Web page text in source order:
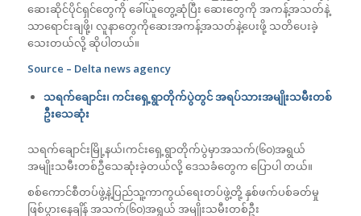
ဆေးဆိုင်ပိုင်ရှင်တွေကို ခေါ်ယူတွေ့ဆုံပြီး ဆေးတွေကို အကန့်အသတ်နဲ့
သာရောင်းချဖို့၊ လူနာတွေကိုဆေးအကန့်အသတ်နဲ့ပေးဖို့ သတိပေးခဲ့
သေးတယ်လို့ ဆိုပါတယ်။
Source – Delta news agency
သရက်ချောင်း၊ ကင်းရှေ့ရွာတိုက်ပွဲတွင် အရပ်သားအမျိုးသမီးတစ်
ဦးသေဆုံး
သရက်ချောင်းမြို့နယ်၊ကင်းရှေ့ရွာတိုက်ပွဲမှာအသက်(၆၀)အရွယ်
အမျိုးသမီးတစ်ဦသေဆုံးခဲ့တယ်လို့ ဒေသခံတွေက ပြောပါ တယ်။
စစ်ကောင်စီတပ်ဖွဲ့နဲ့ပြည်သူ့ကာကွယ်‌ရေးတပ်ဖွဲ့တို့ နှစ်ဖက်ပစ်ခတ်မှု
ဖြစ်ပွားနေချိန် အသက်(၆၀)အရွယ် အမျိုးသမီးတစ်ဦး